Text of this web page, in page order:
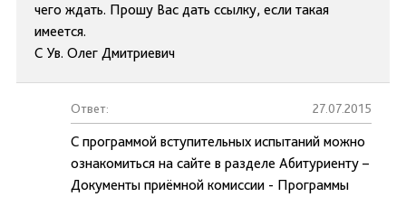
чего ждать. Прошу Вас дать ссылку, если такая
имеется.
С Ув. Олег Дмитриевич
Ответ: 27.07.2015
С программой вступительных испытаний можно
ознакомиться на сайте в разделе Абитуриенту –
Документы приёмной комиссии - Программы